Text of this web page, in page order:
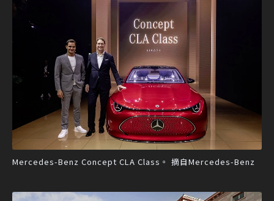
Mercedes-Benz Concept CLA Class。 摘自Mercedes-Benz